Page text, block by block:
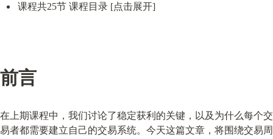
课程共25节 课程目录 [点击展开]
前言
在上期课程中，我们讨论了稳定获利的关键，以及为什么每个交
易者都需要建立自己的交易系统。今天这篇文章，将围绕交易周